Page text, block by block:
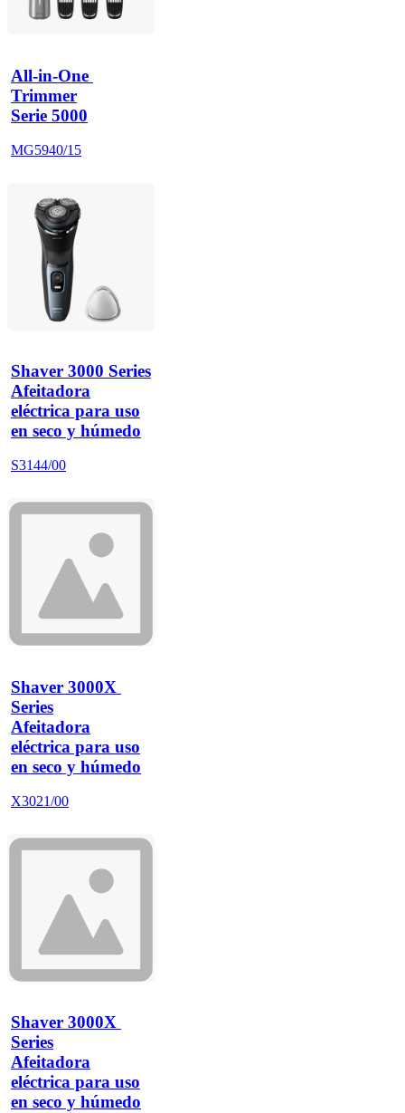
All-in-One
Trimmer
Serie 5000
MG5940/15
Shaver 3000 Series
Afeitadora
eléctrica para uso
en seco y húmedo
S3144/00
Shaver 3000X
Series
Afeitadora
eléctrica para uso
en seco y húmedo
X3021/00
Shaver 3000X
Series
Afeitadora
eléctrica para uso
en seco y húmedo